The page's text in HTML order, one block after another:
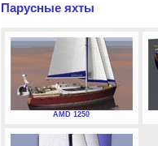
Парусные яхты
AMD 1250